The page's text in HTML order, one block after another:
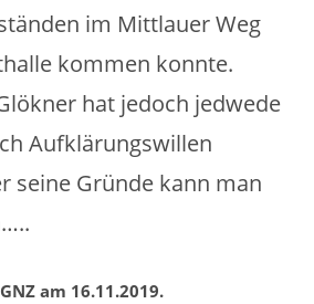
im Mittlauer Weg
kommen konnte.
hat jedoch jedwede
Aufklärungswillen
seine Gründe kann man
am 16.11.2019.